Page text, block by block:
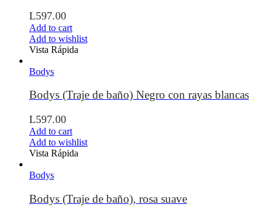
L597.00
Add to cart
Add to wishlist
Vista Rápida
Bodys
Bodys (Traje de baño) Negro con rayas blancas
L597.00
Add to cart
Add to wishlist
Vista Rápida
Bodys
Bodys (Traje de baño), rosa suave